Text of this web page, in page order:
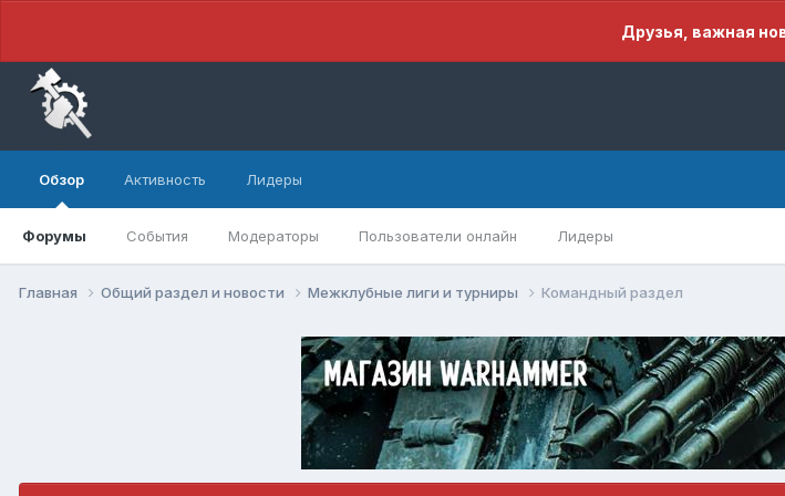
Друзья, важная
Обзор
Форумы События Модераторы Пользователи онлайн Лидеры
Активность Лидеры
Главная Общий раздел и новости Межклубные лиги и турниры Командный раздел